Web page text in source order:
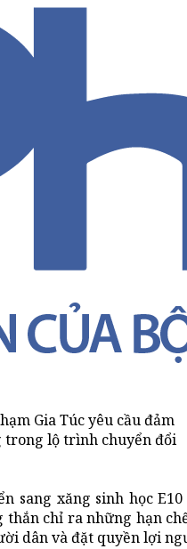
Gia Túc yêu cầu đảm
lộ trình chuyển đổi
sang xăng sinh học
thắn chỉ ra những hạn
dân và đặt quyền lợi